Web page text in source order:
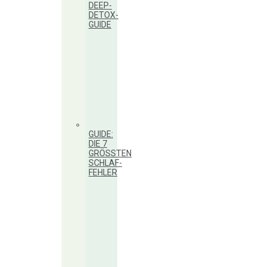
DEEP-
DETOX-
GUIDE
GUIDE:
DIE 7
GRÖSSTEN S
CHLAF-F
EHLER